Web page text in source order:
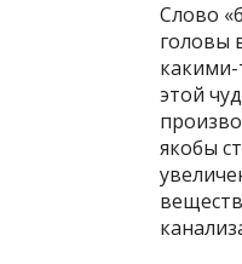
Слово
головы
этой
якобы